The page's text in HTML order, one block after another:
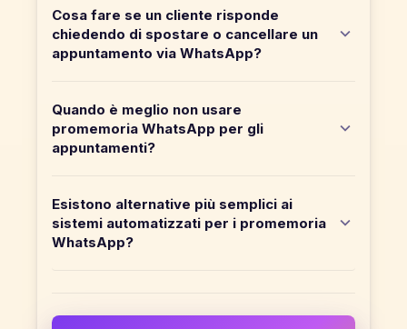
Cosa fare se un cliente risponde
chiedendo di spostare o cancellare un
appuntamento via WhatsApp?
Quando è meglio non usare
promemoria WhatsApp per gli
appuntamenti?
Esistono alternative più semplici ai
sistemi automatizzati per i promemoria
WhatsApp?